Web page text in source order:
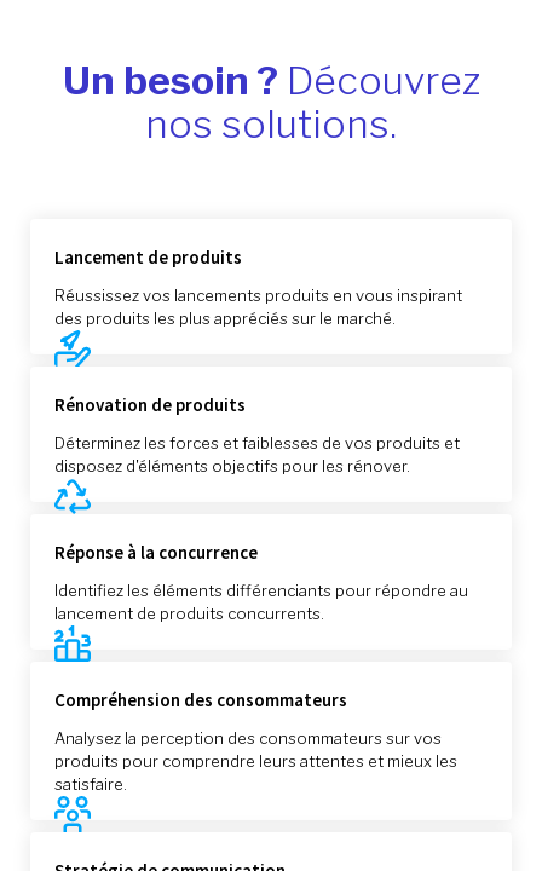
Un besoin ? Découvrez
nos solutions.
Lancement de produits
Réussissez vos lancements produits en vous inspirant
des produits les plus appréciés sur le marché.
Rénovation de produits
Déterminez les forces et faiblesses de vos produits et
disposez d'éléments objectifs pour les rénover.
Réponse à la concurrence
Identifiez les éléments différenciants pour répondre au
lancement de produits concurrents.
Compréhension des consommateurs
Analysez la perception des consommateurs sur vos
produits pour comprendre leurs attentes et mieux les
satisfaire.